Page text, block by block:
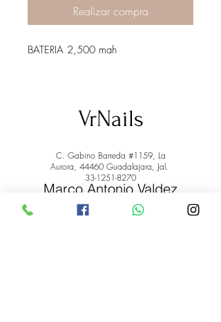
Realizar compra
BATERIA 2,500 mah
VrNails
C. Gabino Barreda #1159, La
Aurora, 44460 Guadalajara, Jal.
33-1251-8270
Marco Antonio Valdez
de la Rosa.
RFC: VARM900908ER2